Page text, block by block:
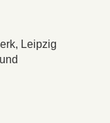
Leipzig